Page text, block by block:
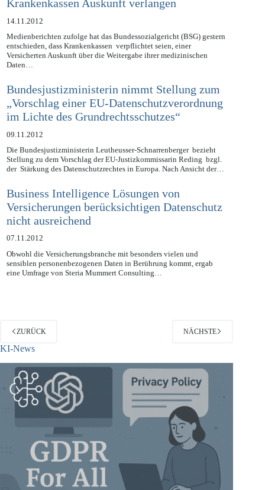
ihrer eigenen medizinischen Daten gegenüber
Krankenkassen Auskunft verlangen
14.11.2012
Medienberichten zufolge hat das Bundessozialgericht (BSG) gestern
entschieden, dass Krankenkassen verpflichtet seien, einer
Versicherten Auskunft über die Weitergabe ihrer medizinischen
Bundesjustizministerin nimmt Stellung zum
„Vorschlag einer EU-Datenschutzverordnung
im Lichte des Grundrechtsschutzes“
09.11.2012
Die Bundesjustizministerin Leutheusser-Schnarrenberger bezieht
Stellung zu dem Vorschlag der EU-Justizkommissarin Reding bzgl.
Business Intelligence Lösungen von
Versicherungen berücksichtigen Datenschutz
nicht ausreichend
07.11.2012
Obwohl die Versicherungsbranche mit besonders vielen und
sensiblen personenbezogenen Daten in Berührung kommt, ergab
ZURÜCK
KI-News